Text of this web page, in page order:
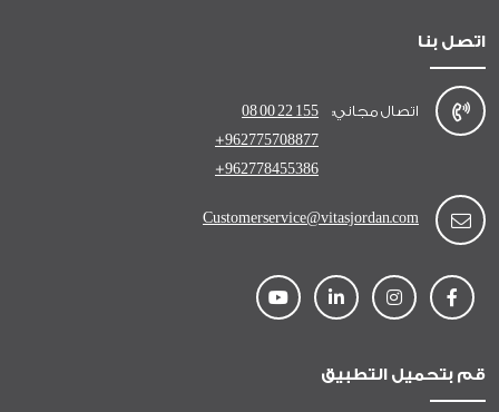
اتصل بنا
اتصال مجاني:
08 00 22 155
+962775708877
+962778455386
Customerservice@vitasjordan.com
قم بتحميل التطبيق